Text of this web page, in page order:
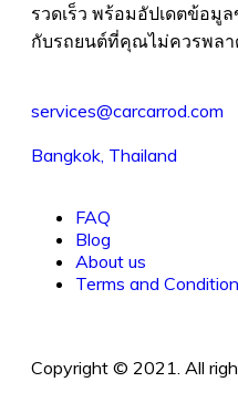
รวดเร็ว พร้อมอัปเดตข้อมู
กับรถยนต์ที่คุณไม่ควรพล
services@carcarrod.com
Bangkok, Thailand
FAQ
Blog
About us
Terms and
Copyright © 2021. All